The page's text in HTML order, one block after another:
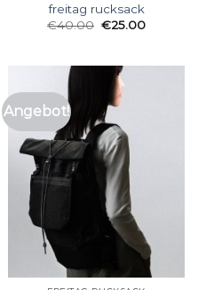
freitag rucksack
€40.00 €25.00
Angebot!